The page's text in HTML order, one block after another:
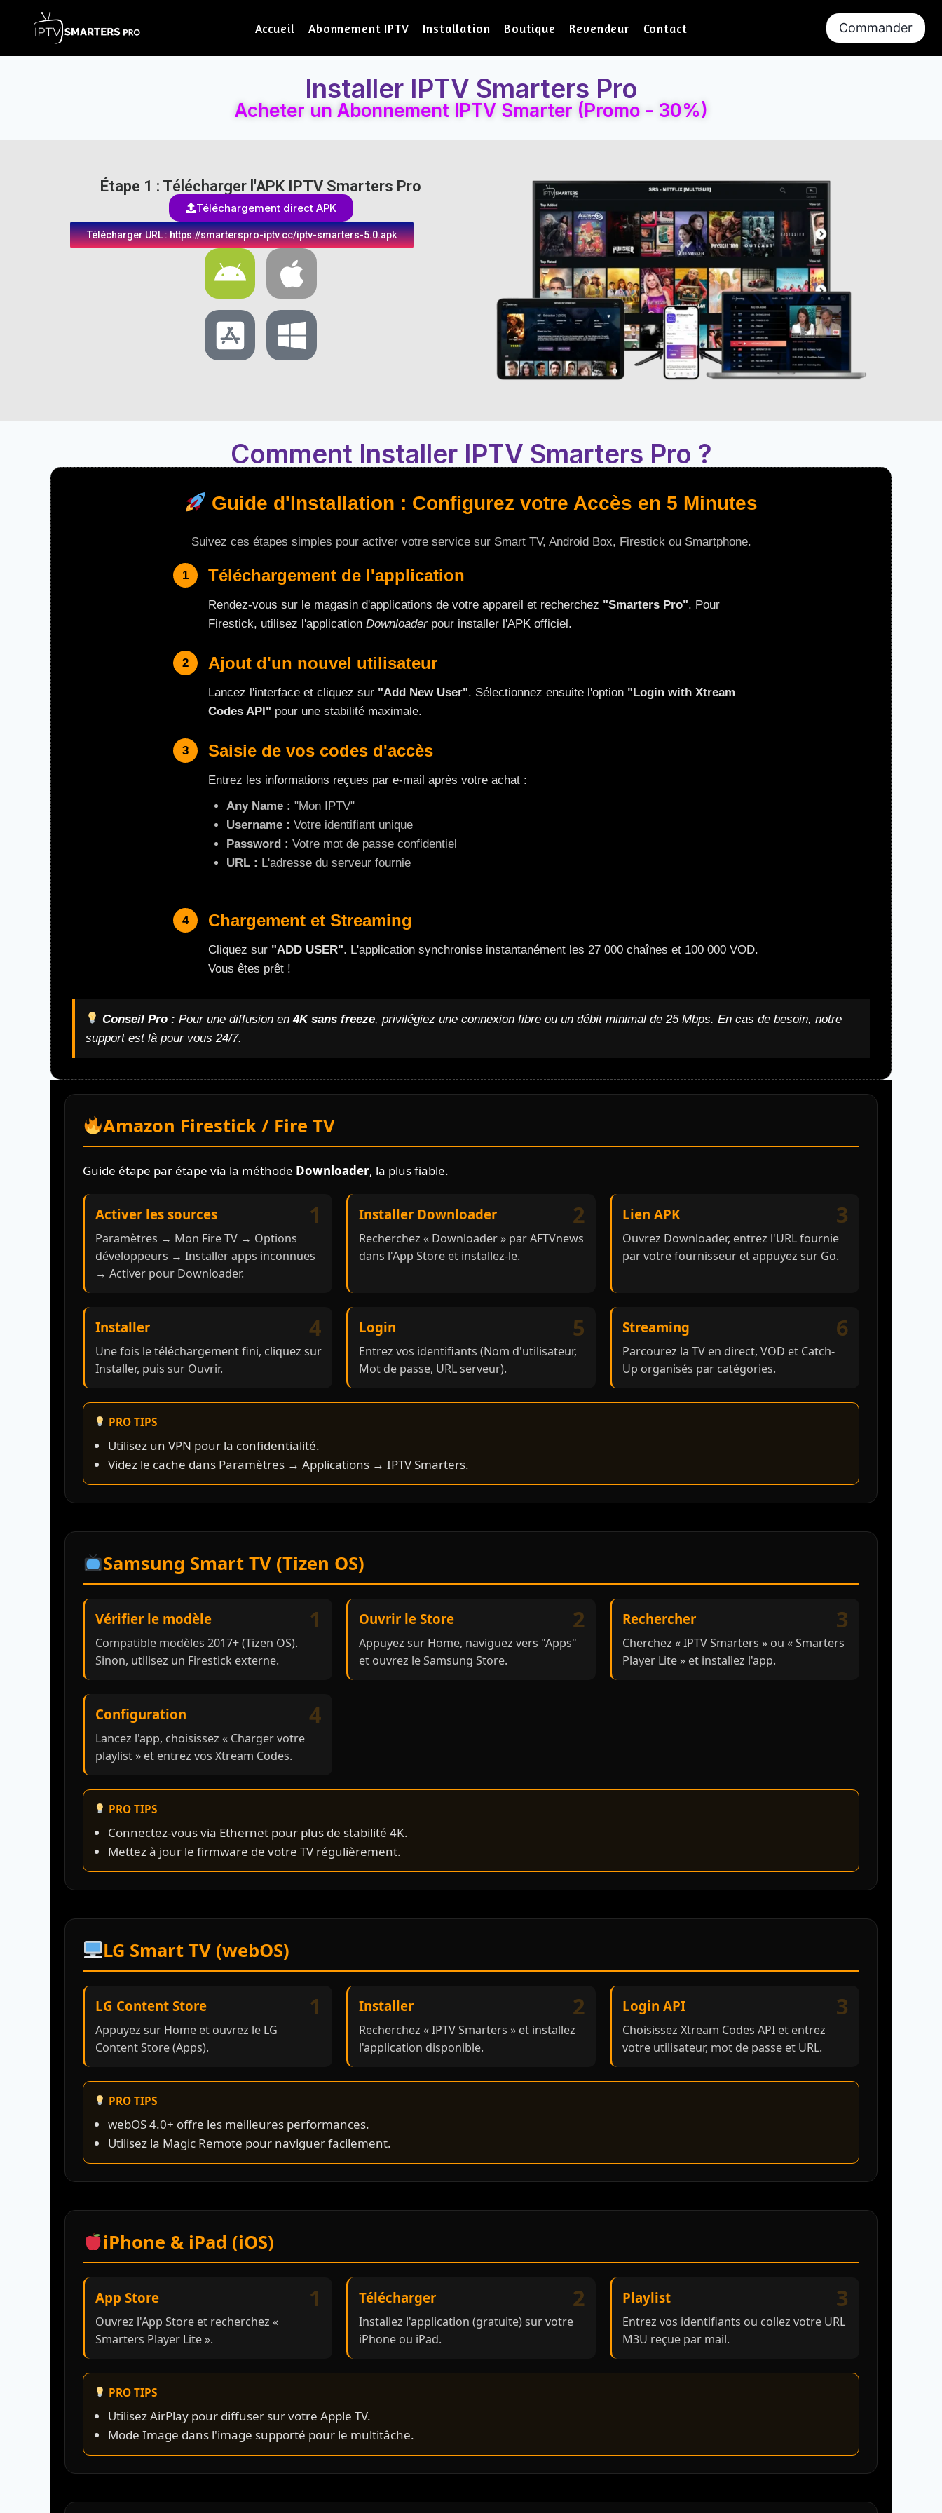
Accueil Abonnement IPTV Installation Boutique Revendeur Contact Commander
Installer IPTV Smarters Pro
Acheter un Abonnement IPTV Smarter (Promo - 30%)
Étape 1 : Télécharger l'APK IPTV Smarters Pro
Téléchargement direct APK
Télécharger URL : https://smarterspro-iptv.cc/iptv-smarters-5.0.apk
Comment Installer IPTV Smarters Pro ?
Guide d'Installation : Configurez votre Accès en 5 Minutes
Suivez ces étapes simples pour activer votre service sur Smart TV, Android Box, Firestick ou Smartphone.
1 Téléchargement de l'application
Rendez-vous sur le magasin d'applications de votre appareil et recherchez "Smarters Pro". Pour
Firestick, utilisez l'application Downloaderpour installer l'APK officiel.
2 Ajout d'un nouvel utilisateur
Lancez l'interface et cliquez sur "Add New User". Sélectionnez ensuite l'option "Login with Xtream
Codes API" pour une stabilité maximale.
3 Saisie de vos codes d'accès
Entrez les informations reçues par e-mail après votre achat :
Any Name : "Mon IPTV"
Username : Votre identifiant unique
Password : Votre mot de passe confidentiel
URL : L'adresse du serveur fournie
4 Chargement et Streaming
Cliquez sur "ADD USER". L'application synchronise instantanément les 27 000 chaînes et 100 000 VOD.
Vous êtes prêt !
Conseil Pro : Pour une diffusion en4K sans freeze, privilégiez une connexion fibre ou un débit minimal de 25 Mbps. En cas de besoin, notre
support est là pour vous 24/7.
Amazon Firestick / Fire TV
Guide étape par étape via la méthode Downloader, la plus fiable.
1
Activer les sources
Paramètres → Mon Fire TV → Options
développeurs → Installer apps inconnues
→ Activer pour Downloader.
2
Installer Downloader
Recherchez « Downloader » par AFTVnews
dans l'App Store et installez-le.
3
Lien APK
Ouvrez Downloader, entrez l'URL fournie
par votre fournisseur et appuyez sur Go.
4
Installer
Une fois le téléchargement fini, cliquez sur
Installer, puis sur Ouvrir.
5
Login
Entrez vos identifiants (Nom d'utilisateur,
Mot de passe, URL serveur).
6
Streaming
Parcourez la TV en direct, VOD et Catch-
Up organisés par catégories.
PRO TIPS
Utilisez un VPN pour la confidentialité.
Videz le cache dans Paramètres → Applications → IPTV Smarters.
Samsung Smart TV (Tizen OS)
1
Vérifier le modèle
Compatible modèles 2017+ (Tizen OS).
Sinon, utilisez un Firestick externe.
2
Ouvrir le Store
Appuyez sur Home, naviguez vers "Apps"
et ouvrez le Samsung Store.
3
Rechercher
Cherchez « IPTV Smarters » ou « Smarters
Player Lite » et installez l'app.
4
Configuration
Lancez l'app, choisissez « Charger votre
playlist » et entrez vos Xtream Codes.
PRO TIPS
Connectez-vous via Ethernet pour plus de stabilité 4K.
Mettez à jour le firmware de votre TV régulièrement.
LG Smart TV (webOS)
1
LG Content Store
Appuyez sur Home et ouvrez le LG
Content Store (Apps).
2
Installer
Recherchez « IPTV Smarters » et installez
l'application disponible.
3
Login API
Choisissez Xtream Codes API et entrez
votre utilisateur, mot de passe et URL.
PRO TIPS
webOS 4.0+ offre les meilleures performances.
Utilisez la Magic Remote pour naviguer facilement.
iPhone & iPad (iOS)
1
App Store
Ouvrez l'App Store et recherchez «
Smarters Player Lite ».
2
Télécharger
Installez l'application (gratuite) sur votre
iPhone ou iPad.
3
Playlist
Entrez vos identifiants ou collez votre URL
M3U reçue par mail.
PRO TIPS
Utilisez AirPlay pour diffuser sur votre Apple TV.
Mode Image dans l'image supporté pour le multitâche.